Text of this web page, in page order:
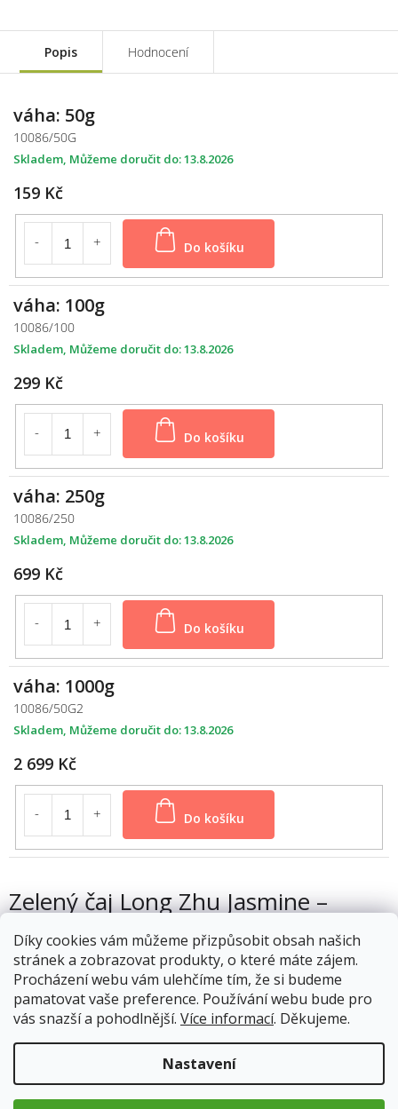
Díky cookies vám můžeme přizpůsobit obsah našich
stránek a zobrazovat produkty, o které máte zájem.
Procházení webu vám ulehčíme tím, že si budeme
pamatovat vaše preference. Používání webu bude pro
vás snazší a pohodlnější. Více informací. Děkujeme.
Nastavení
Popis Hodnocení
váha: 50g
10086/50G
159 Kč
Do košíku
Skladem 13.8.2026
váha: 100g
10086/100
299 Kč
Do košíku
Skladem 13.8.2026
váha: 250g
10086/250
699 Kč
Skladem 13.8.2026
váha: 1000g
10086/50G2
2 699 Kč
Do košíku
Skladem 13.8.2026
Zelený čaj Long Zhu Jasmine –
elegantní spojení zeleného čaje a
jasmínu
Long Zhu Jasmine, známý také jako „Jasmínové dračí perly“,
patří mezi nejvyhledávanější druhy aromatizovaných zelených
čajů. Tento výjimečný čaj pochází z Číny, kde se mladé čajové
lístky ručně stáčejí do malých perel a následně se tradičním
způsobem aromatizují květy jasmínu.